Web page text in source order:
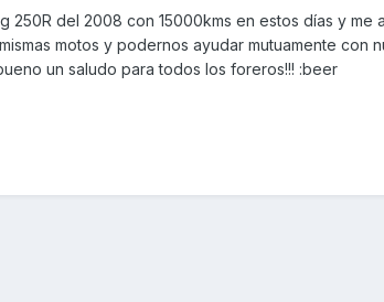
250R del 2008 con 15000kms en estos días y me
motos y podernos ayudar mutuamente con
un saludo para todos los foreros!!! :beer